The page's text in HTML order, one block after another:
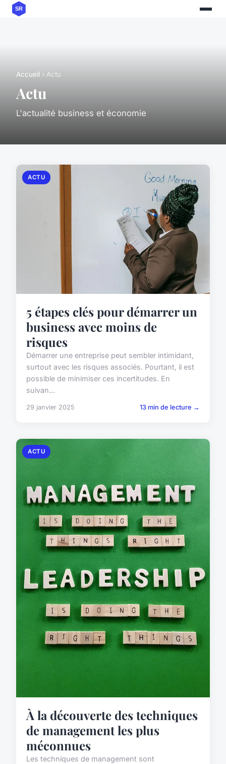
Accueil › Actu
Actu
L'actualité business et économie
ACTU
5 étapes clés pour démarrer un
business avec moins de
risques
Démarrer une entreprise peut sembler intimidant,
surtout avec les risques associés. Pourtant, il est
possible de minimiser ces incertitudes. En
suivan...
29 janvier 2025 13 min de lecture →
ACTU
À la découverte des techniques
de management les plus
méconnues
Les techniques de management sont